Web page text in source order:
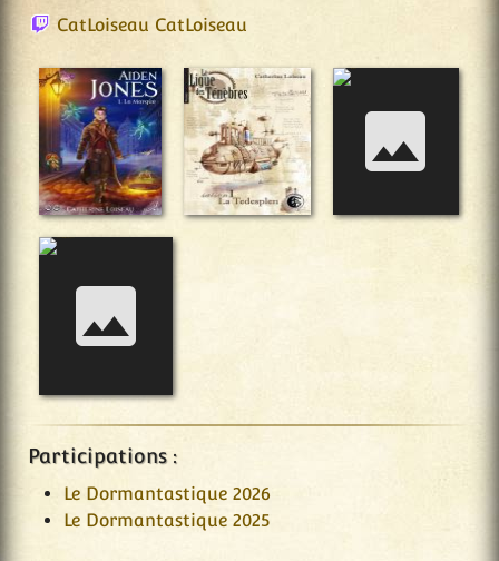
CatLoiseau CatLoiseau
Participations :
Le Dormantastique 2026
Le Dormantastique 2025